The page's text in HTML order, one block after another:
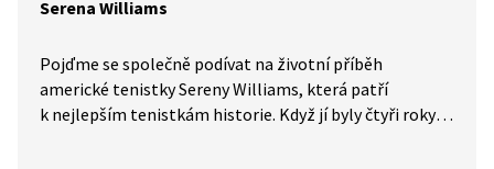
Serena Williams
Pojďme se společně podívat na životní příběh
americké tenistky Sereny Williams, která patří
k nejlepším tenistkám historie. Když jí byly čtyři roky,